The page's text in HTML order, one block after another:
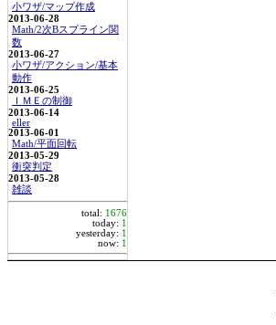
小ワザ/マップ作成
2013-06-28
Math/2次Bスプライン関
数
2013-06-27
小ワザ/アクション/基本
動作
2013-06-25
ＩＭＥの制御
2013-06-14
eller
2013-06-01
Math/平面回転
2013-05-29
衝突判定
2013-05-28
雑談
total: 1676
today: 1
yesterday: 1
now: 1